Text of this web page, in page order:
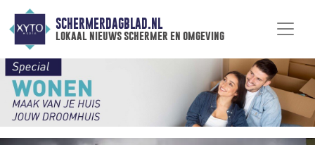
SCHERMERDAGBLAD.NL
lokaal nieuws schermer en omgeving